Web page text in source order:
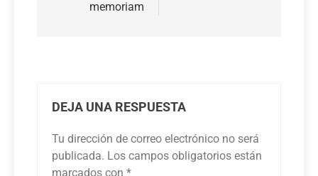
memoriam
DEJA UNA RESPUESTA
Tu dirección de correo electrónico no será
publicada. Los campos obligatorios están
marcados con *